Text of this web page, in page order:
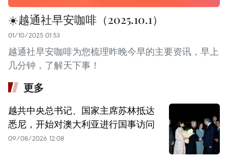
☀️越通社早安咖啡（2025.10.1）
01/10/2025 01:53
越通社早安咖啡为您梳理昨晚今早的主要资讯，早上
几分钟，了解天下事！
更多
越共中央总书记、国家主席苏林抵达
悉尼，开始对澳大利亚进行国事访问
09/08/2026 12:08